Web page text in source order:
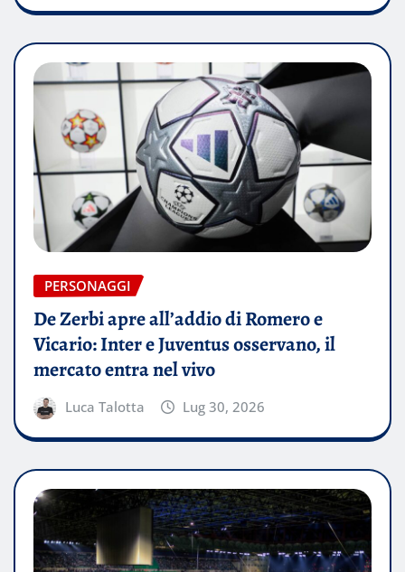
PERSONAGGI
De Zerbi apre all’addio di Romero e
Vicario: Inter e Juventus osservano, il
mercato entra nel vivo
Luca Talotta Lug 30, 2026